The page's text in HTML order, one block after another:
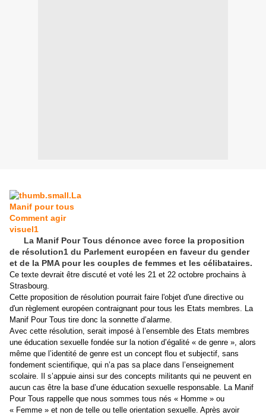
La Manif Pour Tous dénonce avec force la proposition
de résolution1 du Parlement européen en faveur du gender
et de la PMA pour les couples de femmes et les célibataires.
Ce texte devrait être discuté et voté les 21 et 22 octobre prochains à
Strasbourg.
Cette proposition de résolution pourrait faire l'objet d'une directive ou
d'un règlement européen contraignant pour tous les Etats membres. La
Manif Pour Tous tire donc la sonnette d’alarme.
Avec cette résolution, serait imposé à l’ensemble des Etats membres
une éducation sexuelle fondée sur la notion d’égalité « de genre », alors
même que l’identité de genre est un concept flou et subjectif, sans
fondement scientifique, qui n’a pas sa place dans l’enseignement
scolaire. Il s’appuie ainsi sur des concepts militants qui ne peuvent en
aucun cas être la base d’une éducation sexuelle responsable. La Manif
Pour Tous rappelle que nous sommes tous nés « Homme » ou
« Femme » et non de telle ou telle orientation sexuelle. Après avoir